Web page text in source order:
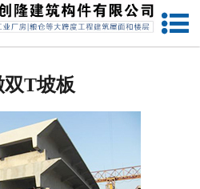
网站首页
安徽预应力混凝土屋面板
安徽预应力混凝土构件
双T坡板